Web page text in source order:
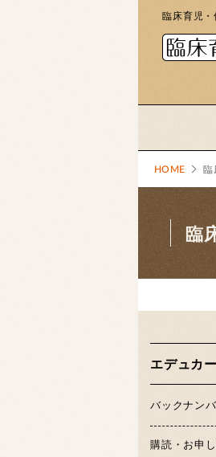
臨床育児・
HOME 臨
臨
エデュカ
バックナン
購読・お申